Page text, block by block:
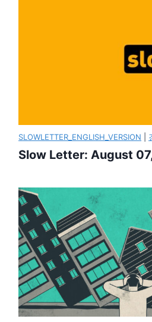
SLOWLETTER_ENGLISH_VERSION
Slow Letter: August